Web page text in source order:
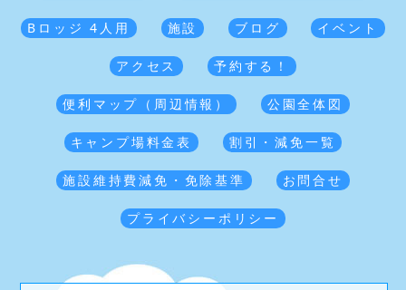
Bロッジ 4人用 施設 ブログ イベント
アクセス 予約する！
便利マップ（周辺情報） 公園全体図
キャンプ場料金表 割引・減免一覧
施設維持費減免・免除基準 お問合せ
プライバシーポリシー